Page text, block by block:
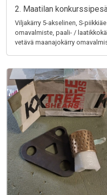
2. Maatilan
Viljakärry 5-akselinen, S-
omavalmiste, paali- /
vetävä maanajokärry